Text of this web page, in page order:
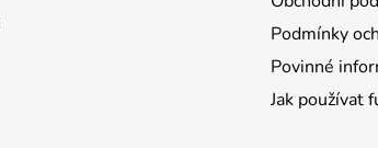
Podmínky
Povinné
Jak používat